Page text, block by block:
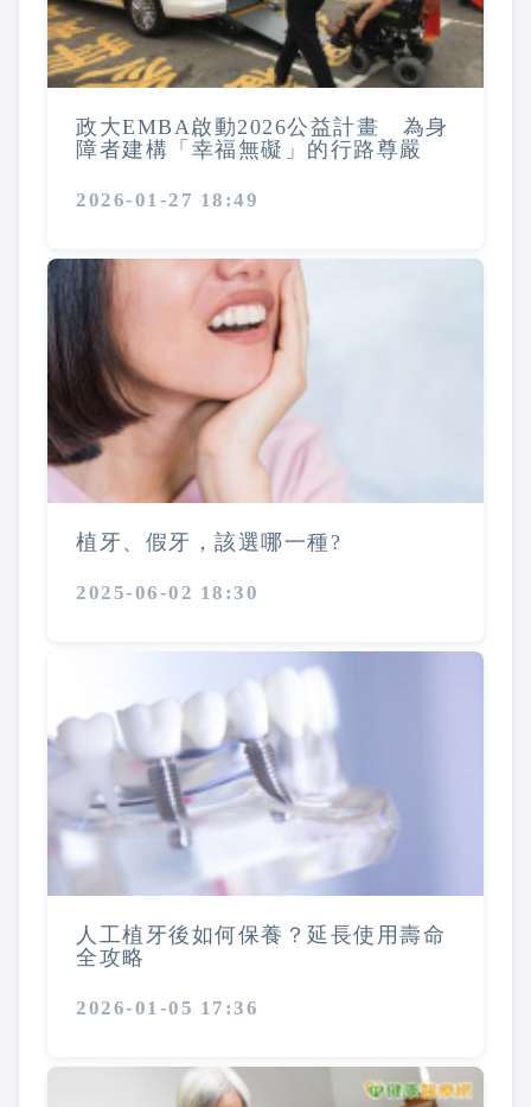
政大EMBA啟動2026公益計畫 為身
障者建構「幸福無礙」的行路尊嚴
2026-01-27 18:49
植牙、假牙，該選哪一種?
2025-06-02 18:30
人工植牙後如何保養？延長使用壽命
全攻略
2026-01-05 17:36